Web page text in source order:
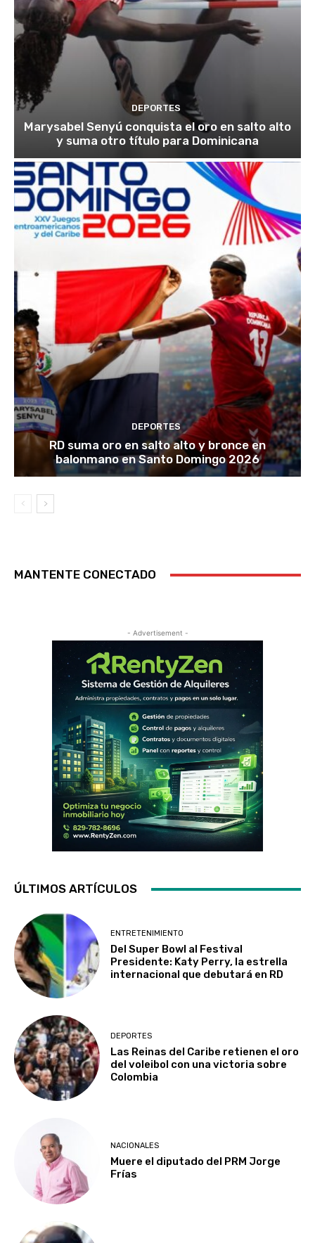
DEPORTES
Marysabel Senyú conquista el oro en salto alto
y suma otro título para Dominicana
DEPORTES
RD suma oro en salto alto y bronce en
balonmano en Santo Domingo 2026
MANTENTE CONECTADO
- Advertisement -
ÚLTIMOS ARTÍCULOS
ENTRETENIMIENTO
Del Super Bowl al Festival
Presidente: Katy Perry, la estrella
internacional que debutará en RD
DEPORTES
Las Reinas del Caribe retienen el oro
del voleibol con una victoria sobre
Colombia
NACIONALES
Muere el diputado del PRM Jorge
Frías